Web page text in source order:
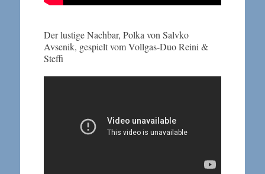
Der lustige Nachbar, Polka von Salvko
Avsenik, gespielt vom Vollgas-Duo Reini &
Steffi